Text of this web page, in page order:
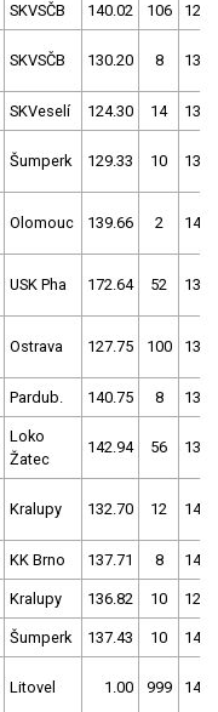
SKVSČB 140.02 106
SKVSČB 130.20 8
SKVeselí 124.30 14
Šumperk 129.33 10
Olomouc 139.66 2
USK Pha 172.64 52
Ostrava 127.75 100
Pardub. 140.75 8
Loko
Žatec
142.94 56
Kralupy 132.70 12
KK Brno 137.71 8
Kralupy 136.82 10
Šumperk 137.43 10
Litovel 1.00 999